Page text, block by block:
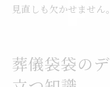
見直しも欠かせません。
葬儀袋袋の